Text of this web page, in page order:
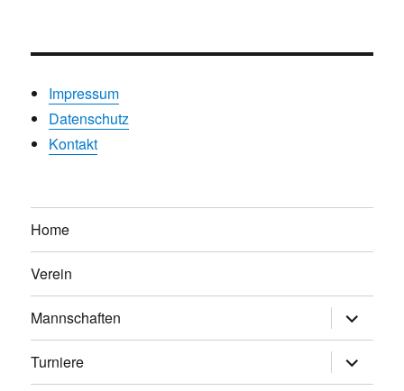
Impressum
Datenschutz
Kontakt
Home
Verein
Mannschaften
anzeigen
Turniere
anzeigen